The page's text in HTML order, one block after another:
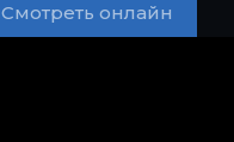
Смотреть онлайн